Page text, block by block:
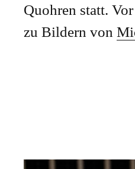
Quohren statt.
zu Bildern von